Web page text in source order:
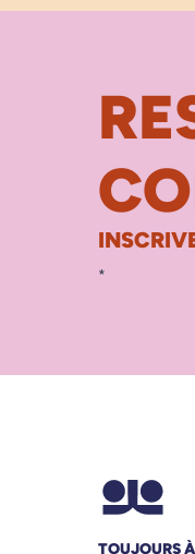
*
TOUJOURS